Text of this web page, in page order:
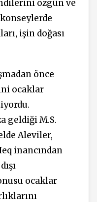
özgün ve
işin doğası
önce
ocaklar
geldiği M.S.
Aleviler,
inancından
ocaklar